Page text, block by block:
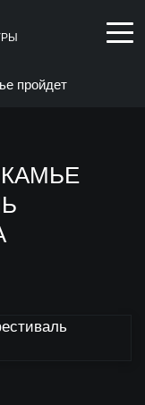
пройдет